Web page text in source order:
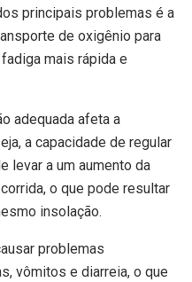
principais problemas é a
de oxigênio para
mais rápida e
adequada afeta a
a capacidade de regular
levar a um aumento da
o que pode resultar
insolação.
problemas
vômitos e diarreia, o que